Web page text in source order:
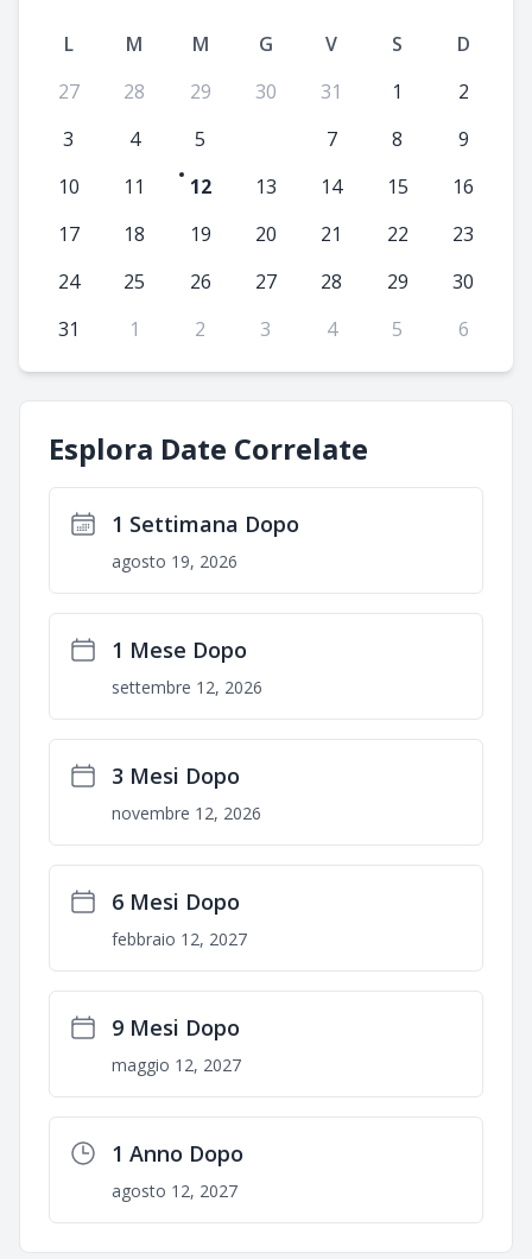
L M M G V S
D
27
28 29 30 31 1
2
3
4 5 7 8
9
10
11 12 13 14 15
16
17
18 19 20 21 22
23
24
25 26 27 28 29
30
31
1 2 3 4 5 6
Esplora Date Correlate
1 Settimana Dopo
agosto 19, 2026
1 Mese Dopo
settembre 12, 2026
3 Mesi Dopo
novembre 12, 2026
6 Mesi Dopo
febbraio 12, 2027
9 Mesi Dopo
maggio 12, 2027
1 Anno Dopo
agosto 12, 2027